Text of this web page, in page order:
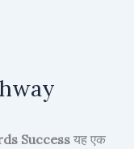
Success यह एक